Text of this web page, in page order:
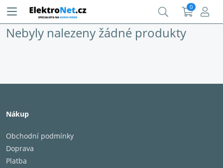
0
Nebyly nalezeny žádné produkty
Nákup
Obchodní podmínky
Doprava
Platba